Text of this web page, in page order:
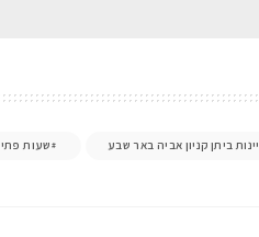
יינות ביתן קניון אביה באר שבע שעות